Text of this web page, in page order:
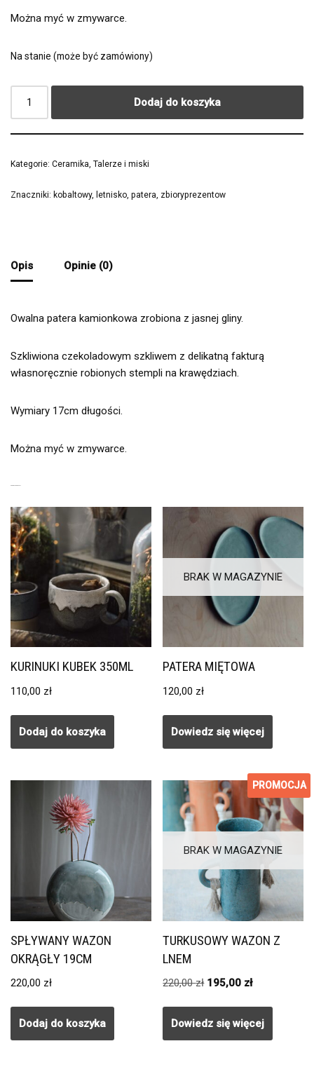
Można myć w zmywarce.
Na stanie (może być zamówiony)
Dodaj do koszyka
Kategorie: Ceramika Talerze i miski
Znaczniki: kobaltowy, letnisko patera zbioryprezentow
Opis Opinie (0)
Owalna patera kamionkowa zrobiona z jasnej gliny.
Szkliwiona czekoladowym szkliwem z delikatną fakturą
własnoręcznie robionych stempli na krawędziach.
Wymiary 17cm długości.
Można myć w zmywarce.
KURINUKI KUBEK 350ML
110,00 zł
Dodaj do koszyka
BRAK W MAGAZYNIE
PATERA MIĘTOWA
120,00 zł
Dowiedz się więcej
SPŁYWANY WAZON
OKRĄGŁY 19CM
220,00 zł
Dodaj do koszyka
BRAK W MAGAZYNIE
Promocja! PROMOCJA
TURKUSOWY WAZON Z
LNEM
220,00zł 195,00 zł
Dowiedz się więcej